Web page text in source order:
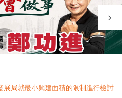
展局就最小興建面積的限制進行檢討